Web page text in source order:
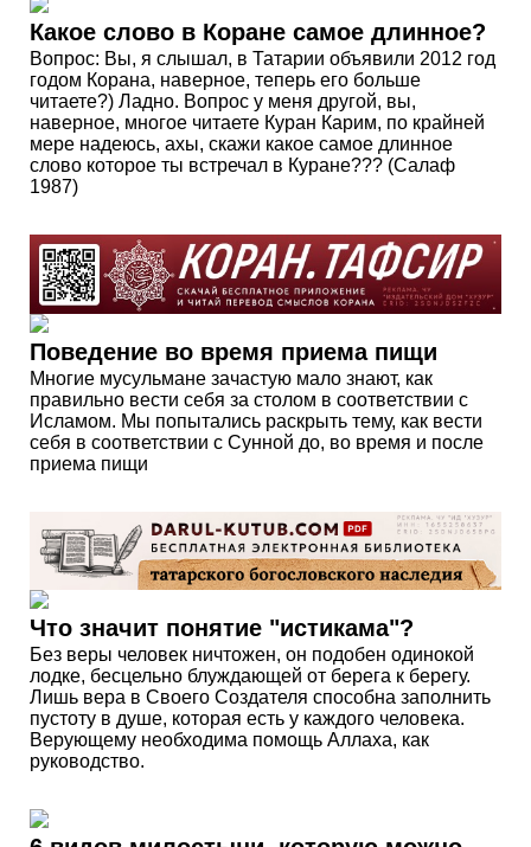
Какое слово в Коране самое длинное?
Вопрос: Вы, я слышал, в Татарии объявили 2012 год
годом Корана, наверное, теперь его больше
читаете?) Ладно. Вопрос у меня другой, вы,
наверное, многое читаете Куран Карим, по крайней
мере надеюсь, ахы, скажи какое самое длинное
слово которое ты встречал в Куране??? (Салаф
1987)
Поведение во время приема пищи
Многие мусульмане зачастую мало знают, как
правильно вести себя за столом в соответствии с
Исламом. Мы попытались раскрыть тему, как вести
себя в соответствии с Сунной до, во время и после
приема пищи
Что значит понятие "истикама"?
Без веры человек ничтожен, он подобен одинокой
лодке, бесцельно блуждающей от берега к берегу.
Лишь вера в Своего Создателя способна заполнить
пустоту в душе, которая есть у каждого человека.
Верующему необходима помощь Аллаха, как
руководство.